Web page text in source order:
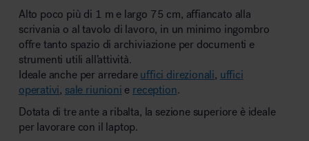
Alto poco più di 1 m e largo 75 cm, affiancato alla
scrivania o al tavolo di lavoro, in un minimo ingombro
offre tanto spazio di archiviazione per documenti e
strumenti utili all’attività.
Ideale anche per arredare uffici direzionali, uffici
operativi, sale riunioni e reception.
Dotata di tre ante a ribalta, la sezione superiore è ideale
per lavorare con il laptop.